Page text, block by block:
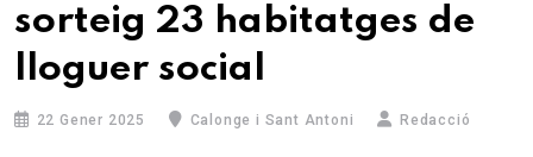
sorteig 23 habitatges de
lloguer social
22 Gener 2025 Calonge i Sant Antoni Redacció